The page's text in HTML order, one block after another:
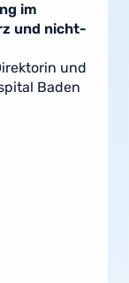
im
und nicht-
und
Baden